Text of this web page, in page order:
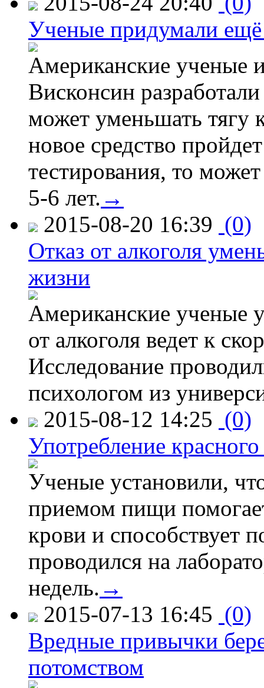
Ученые придумали ещё
Американские ученые
Висконсин
может уменьшать тягу
новое средство
тестирования, то
5-6 лет. →
2015-08-20 16:39 (0)
Отказ от алкоголя
жизни
Американские ученые
от алкоголя ведет к
Исследование
психологом из
2015-08-12 14:25 (0)
Употребление
Ученые установили,
приемом пищи
крови и способствует
проводился на
недель. →
2015-07-13 16:45 (0)
Вредные привычки
потомством